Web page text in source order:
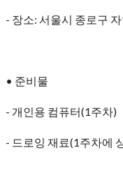
- 장소: 서울시 종로구
• 준비물
- 개인용 컴퓨터(1주차)
- 드로잉 재료(1주차에